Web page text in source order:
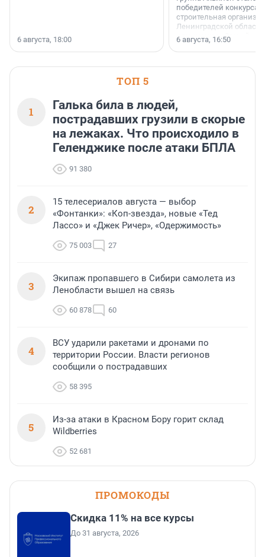
6 августа, 18:00
победителей конкурса
строительная
Ленинградской области
номинации «Самый
застройщик
6 августа, 16:50
ТОП 5
1
Галька била в людей,
пострадавших грузили в скорые
на лежаках. Что происходило в
Геленджике после атаки БПЛА
91 380
2
15 телесериалов августа — выбор
«Фонтанки»: «Коп-звезда», новые «Тед
Лассо» и «Джек Ричер», «Одержимость»
75 003 27
3
Экипаж пропавшего в Сибири самолета из
Ленобласти вышел на связь
60 878 60
4
ВСУ ударили ракетами и дронами по
территории России. Власти регионов
сообщили о пострадавших
58 395
5
Из-за атаки в Красном Бору горит склад
Wildberries
52 681
ПРОМОКОДЫ
Скидка 11% на все курсы
До 31 августа, 2026